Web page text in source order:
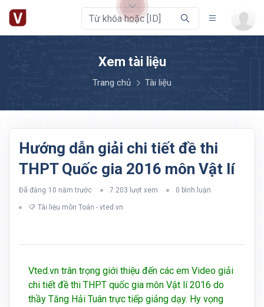
Xem tài liệu
Trang chủ Tài liệu
Hướng dẫn giải chi tiết đề thi
THPT Quốc gia 2016 môn Vật lí
Đã đăng 10 năm trước 7.203 lượt xem 0 bình luận
Tài liệu môn Toán - vted.vn
Vted.vn trân trọng giới thiệu đến các em Video giải
chi tiết đề thi THPT quốc gia môn Vật lí 2016 do
thầy Tăng Hải Tuân trực tiếp giảng dạy. Hy vọng